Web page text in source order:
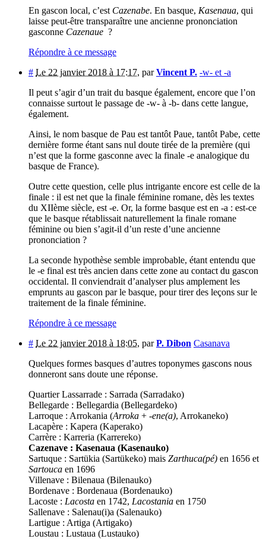
En gascon local, c’est Cazenabe. En basque, Kasenaua, qui
laisse peut-être transparaître une ancienne prononciation
gasconne Cazenaue ?
Répondre à ce message
# Le 22 janvier 2018 à 17:17, parVincent P. -w- et -a
Il peut s’agir d’un trait du basque également, encore que l’on
connaisse surtout le passage de -w- à -b- dans cette langue,
également.
Ainsi, le nom basque de Pau est tantôt Paue, tantôt Pabe, cette
dernière forme étant sans nul doute tirée de la première (qui
n’est que la forme gasconne avec la finale -e analogique du
basque de France).
Outre cette question, celle plus intrigante encore est celle de la
finale : il est net que la finale féminine romane, dès les textes
du XIIème siècle, est -e. Or, la forme basque est en -a : est-ce
que le basque rétablissait naturellement la finale romane
féminine ou bien s’agit-il d’un reste d’une ancienne
prononciation ?
La seconde hypothèse semble improbable, étant entendu que
le -e final est très ancien dans cette zone au contact du gascon
occidental. Il conviendrait d’analyser plus amplement les
emprunts au gascon par le basque, pour tirer des leçons sur le
traitement de la finale féminine.
Répondre à ce message
# Le 22 janvier 2018 à 18:05, parP. Dibon Casanava
Quelques formes basques d’autres toponymes gascons nous
donneront sans doute une réponse.
Quartier Lassarrade : Sarrada (Sarradako)
Bellegarde : Bellegardia (Bellegardeko)
Larroque : Arrokania (Arroka + -ene(a), Arrokaneko)
Lacapère : Kapera (Kaperako)
Carrère : Karreria (Karrereko)
Cazenave : Kasenaua (Kasenauko)
Sartuque : Sartükia (Sartükeko) mais Zarthuca(pé) en 1656 et
Sartouca en 1696
Villenave : Bilenaua (Bilenauko)
Bordenave : Bordenaua (Bordenauko)
Lacoste : Lacosta en 1742, Lacostania en 1750
Sallenave : Salenau(i)a (Salenauko)
Lartigue : Artiga (Artigako)
Loustau : Lustaua (Lustauko)